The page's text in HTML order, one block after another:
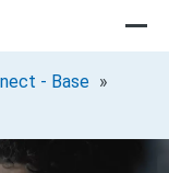
- Base